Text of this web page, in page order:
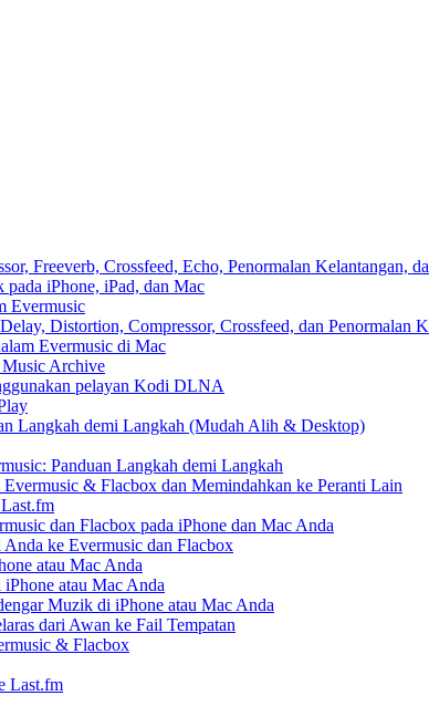
Freeverb, Crossfeed, Echo, Penormalan Kelantangan,
iPhone, iPad, dan Mac
Evermusic
Distortion, Compressor, Crossfeed, dan Penormalan
Evermusic di Mac
Archive
pelayan Kodi DLNA
Langkah demi Langkah (Mudah Alih & Desktop)
Panduan Langkah demi Langkah
& Flacbox dan Memindahkan ke Peranti Lain
dan Flacbox pada iPhone dan Mac Anda
ke Evermusic dan Flacbox
atau Mac Anda
atau Mac Anda
Muzik di iPhone atau Mac Anda
dari Awan ke Fail Tempatan
& Flacbox
Last.fm